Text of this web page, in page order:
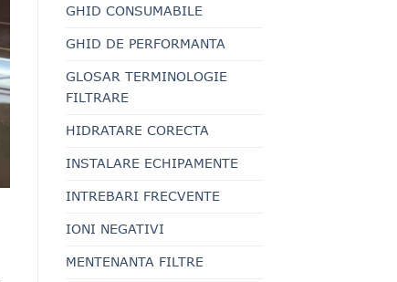
GHID CONSUMABILE
GHID DE PERFORMANTA
GLOSAR TERMINOLOGIE
FILTRARE
HIDRATARE CORECTA
INSTALARE ECHIPAMENTE
INTREBARI FRECVENTE
IONI NEGATIVI
MENTENANTA FILTRE